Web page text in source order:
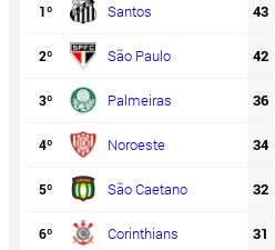
1º Santos
2º São Paulo
3º Palmeiras
4º Noroeste
5º São Caetano
6º Corinthians
43
42
36
34
32
31